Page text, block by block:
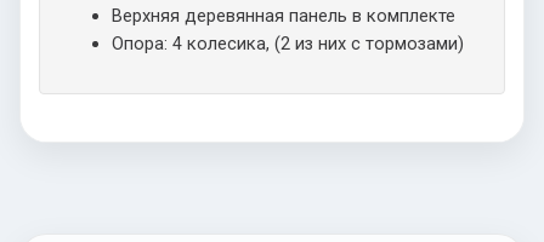
Верхняя деревянная панель в комплекте
Опора: 4 колесика, (2 из них с тормозами)